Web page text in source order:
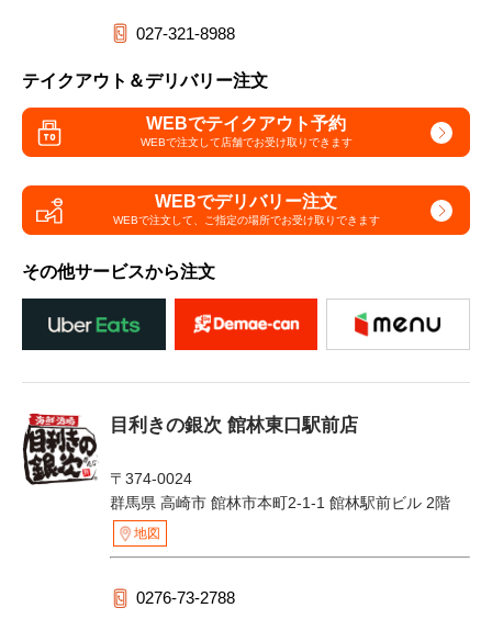
027-321-8988
テイクアウト＆デリバリー注文
WEBでテイクアウト予約
WEBで注文して店舗でお受け取りできます
WEBでデリバリー注文
WEBで注文して、 ご指定の場所でお受け取りできます
その他サービスから注文
目利きの銀次 館林東口駅前店
〒374-0024
群馬県 高崎市 館林市本町2-1-1 館林駅前ビル 2階
地図
0276-73-2788